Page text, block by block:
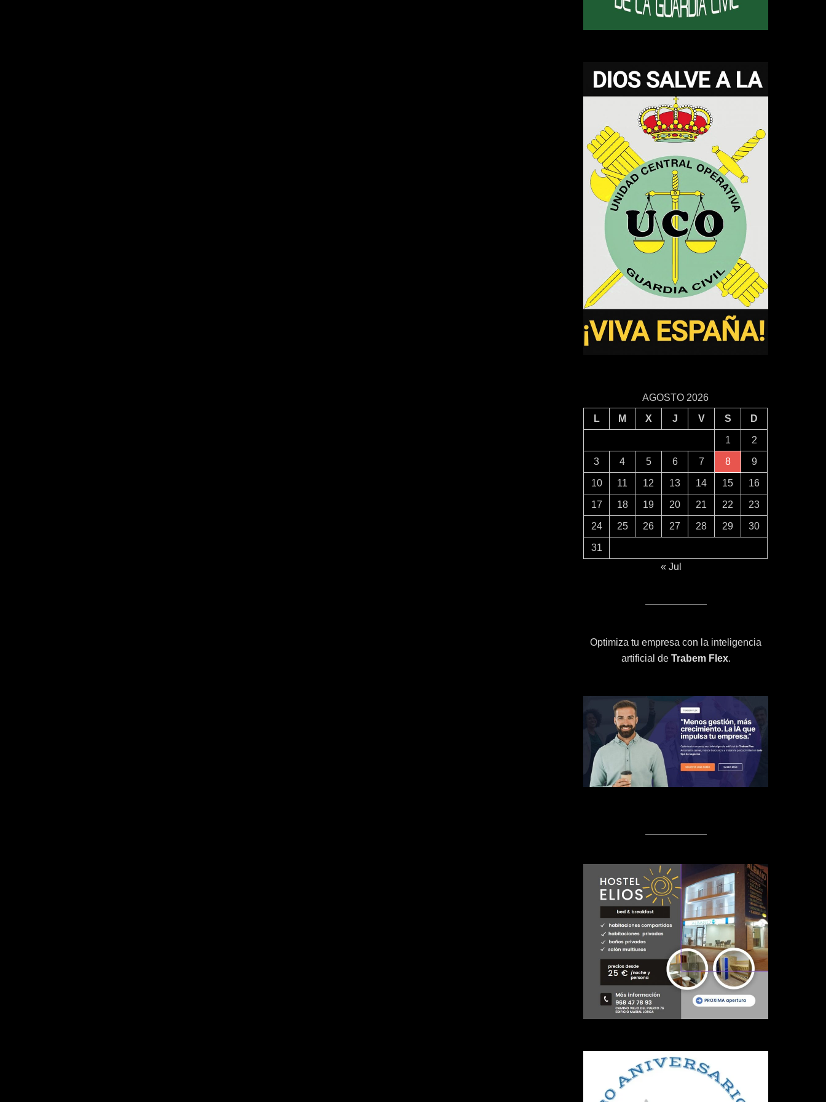
AGOSTO 2026
L
M X J V S D
1 2
3 4 5 6 7 8 9
10 11 12 13 14 15 16
17 18 19 20 21 22 23
24 25 26 27 28 29 30
31
« Jul
Optimiza tu empresa con la inteligencia
artificial de Trabem Flex.